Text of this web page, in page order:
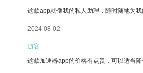
这款app就像我的私人助理，随时随地为我
2024-08-02
游客
这款加速器app的价格有点贵，可以适当